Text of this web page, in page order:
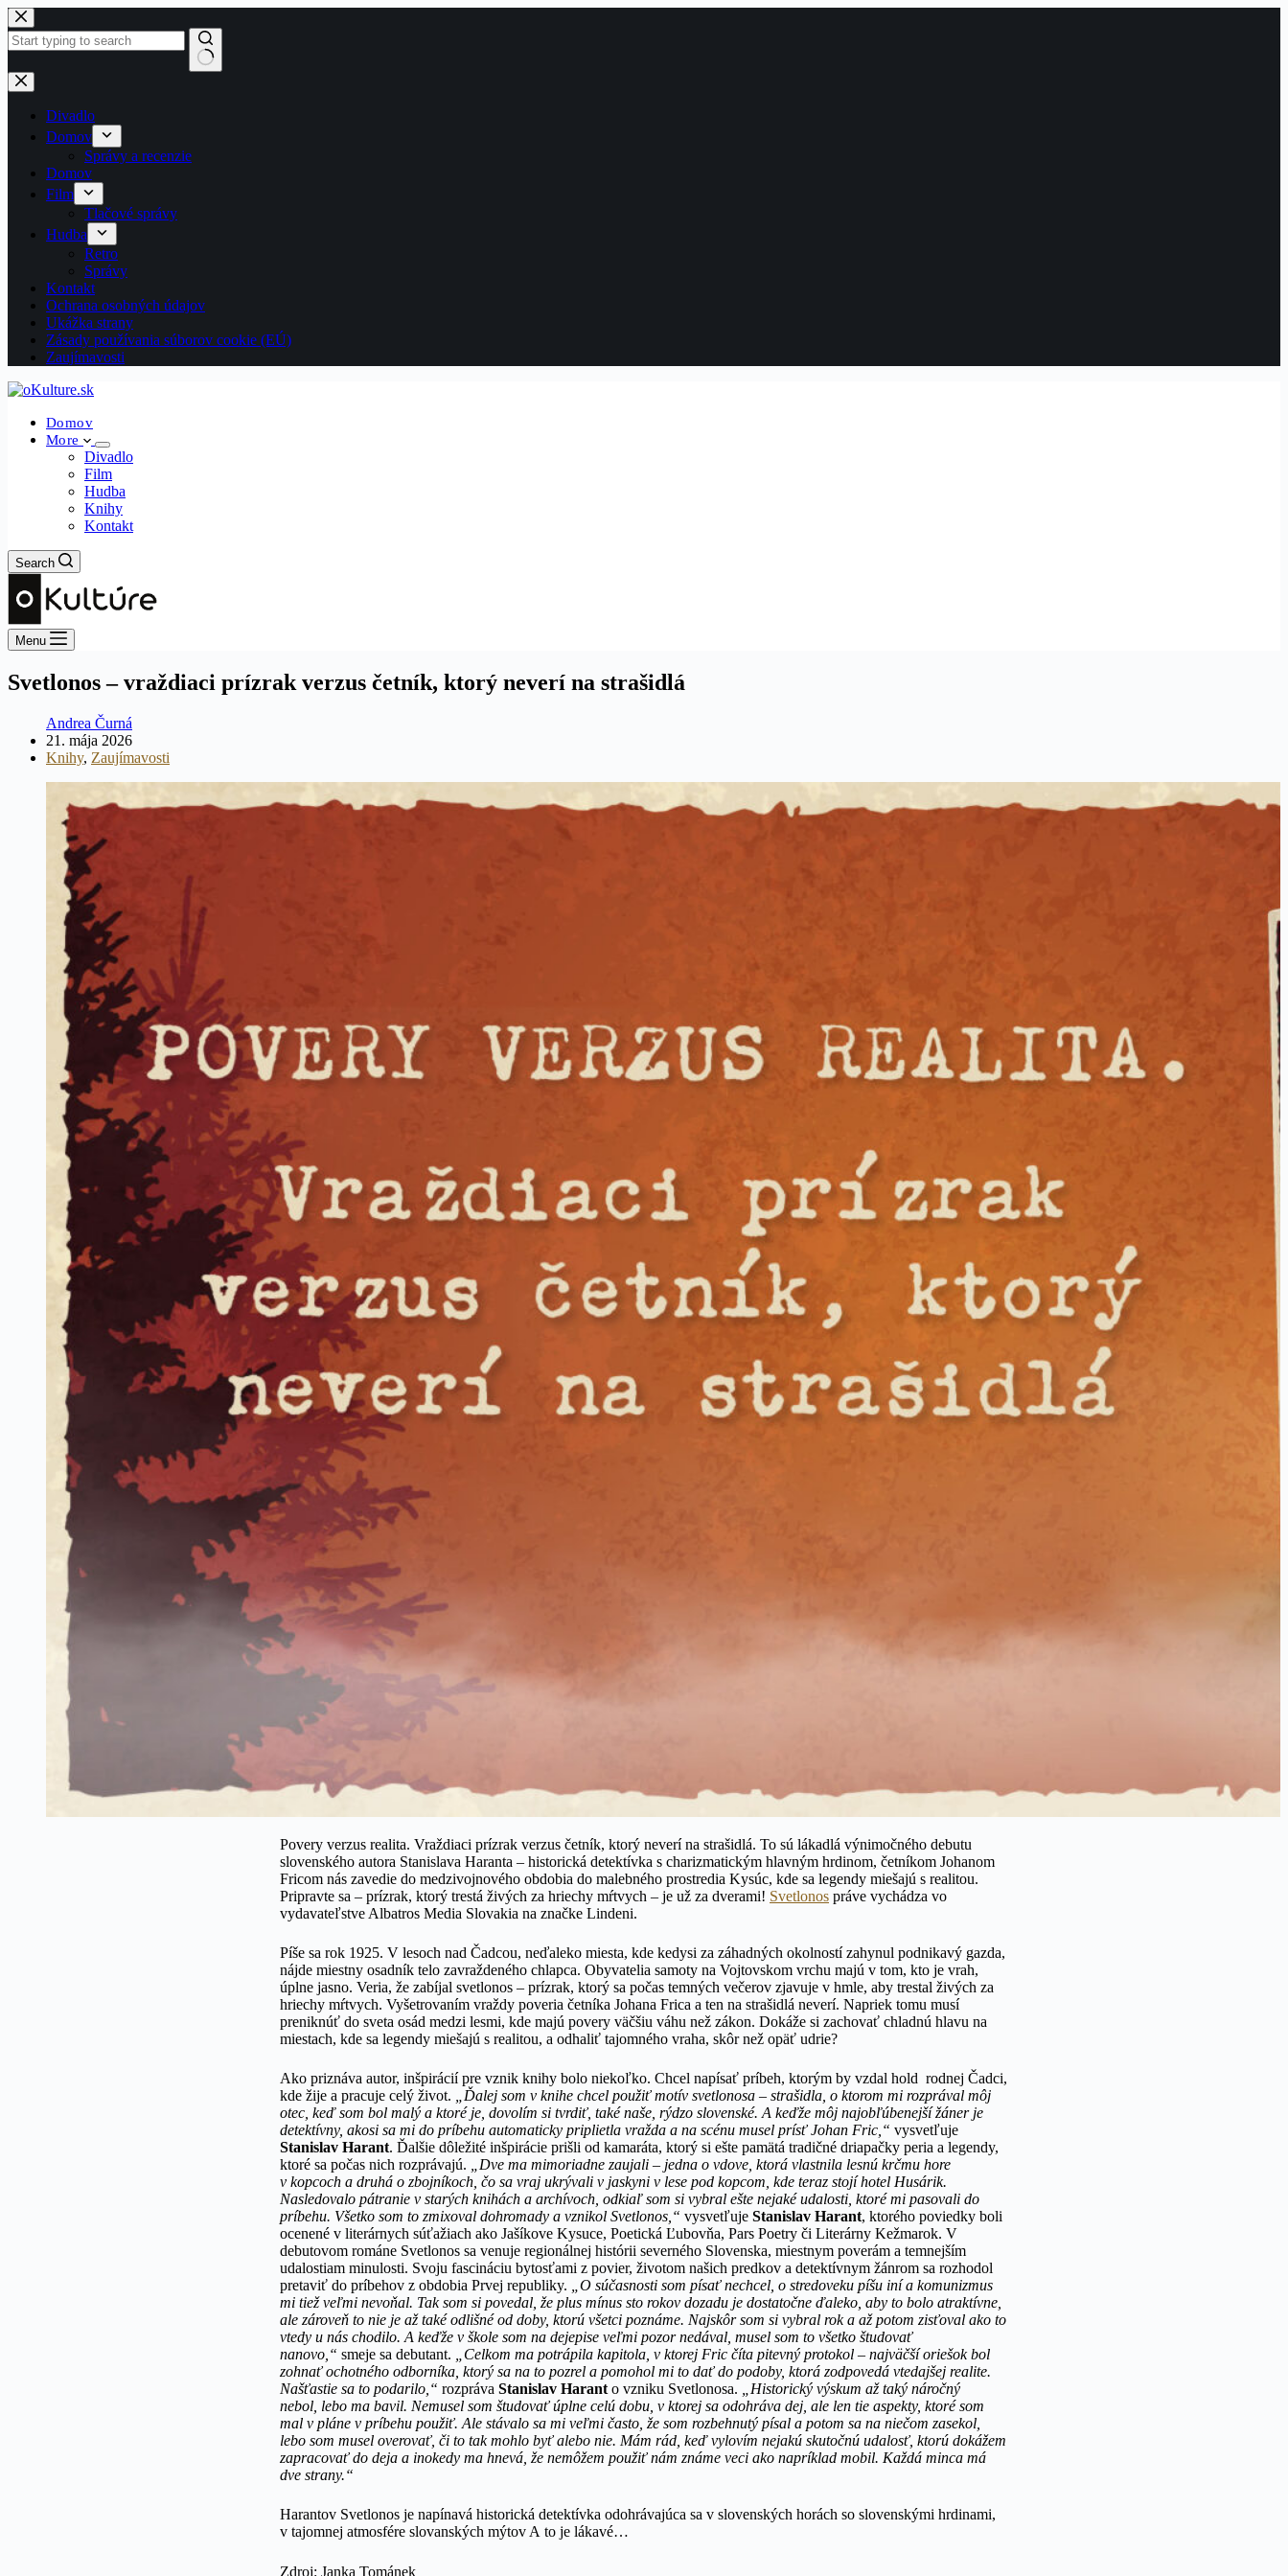
Skip
to
content
No
results
Divadlo
Domov
Správy a recenzie
Domov
Film
Tlačové správy
Hudba
Retro
Správy
Kontakt
Ochrana osobných údajov
Ukážka strany
Zásady používania súborov cookie (EÚ)
Zaujímavosti
Domov
More
Divadlo
Film
Hudba
Knihy
Kontakt
Search
Menu
Svetlonos – vraždiaci prízrak verzus četník, ktorý neverí na strašidlá
Andrea Čurná
21. mája 2026
Knihy, Zaujímavosti
Povery verzus realita. Vraždiaci prízrak verzus četník, ktorý neverí na strašidlá. To sú lákadlá výnimočného debutu
slovenského autora Stanislava Haranta – historická detektívka s charizmatickým hlavným hrdinom, četníkom Johanom
Fricom nás zavedie do medzivojnového obdobia do malebného prostredia Kysúc, kde sa legendy miešajú s realitou.
Pripravte sa – prízrak, ktorý trestá živých za hriechy mŕtvych – je už za dverami! Svetlonos práve vychádza vo
vydavateľstve Albatros Media Slovakia na značke Lindeni.
Píše sa rok 1925. V lesoch nad Čadcou, neďaleko miesta, kde kedysi za záhadných okolností zahynul podnikavý gazda,
nájde miestny osadník telo zavraždeného chlapca. Obyvatelia samoty na Vojtovskom vrchu majú v tom, kto je vrah,
úplne jasno. Veria, že zabíjal svetlonos – prízrak, ktorý sa počas temných večerov zjavuje v hmle, aby trestal živých za
hriechy mŕtvych. Vyšetrovaním vraždy poveria četníka Johana Frica a ten na strašidlá neverí. Napriek tomu musí
preniknúť do sveta osád medzi lesmi, kde majú povery väčšiu váhu než zákon. Dokáže si zachovať chladnú hlavu na
miestach, kde sa legendy miešajú s realitou, a odhaliť tajomného vraha, skôr než opäť udrie?
Ako priznáva autor, inšpirácií pre vznik knihy bolo niekoľko. Chcel napísať príbeh, ktorým by vzdal hold rodnej Čadci,
kde žije a pracuje celý život.
„Ďalej som v knihe chcel použiť motív svetlonosa – strašidla, o ktorom mi rozprával môj
otec, keď som bol malý a ktoré je, dovolím si tvrdiť, také naše, rýdzo slovenské. A keďže môj najobľúbenejší žáner je
detektívny, akosi sa mi do príbehu automaticky priplietla vražda a na scénu musel prísť Johan Fric,“ vysvetľuje
Stanislav Harant. Ďalšie dôležité inšpirácie prišli od kamaráta, ktorý si ešte pamätá tradičné driapačky peria a legendy,
ktoré sa počas nich rozprávajú.
„Dve ma mimoriadne zaujali – jedna o vdove, ktorá vlastnila lesnú krčmu hore
v kopcoch a druhá o zbojníkoch, čo sa vraj ukrývali v jaskyni v lese pod kopcom, kde teraz stojí hotel Husárik.
Nasledovalo pátranie v starých knihách a archívoch, odkiaľ som si vybral ešte nejaké udalosti, ktoré mi pasovali do
príbehu. Všetko som to zmixoval dohromady a vznikol Svetlonos,“ vysvetľuje Stanislav Harant, ktorého poviedky boli
ocenené v literárnych súťažiach ako Jašíkove Kysuce, Poetická Ľubovňa, Pars Poetry či Literárny Kežmarok. V
debutovom románe Svetlonos sa venuje regionálnej histórii severného Slovenska, miestnym poverám a temnejším
udalostiam minulosti. Svoju fascináciu bytosťami z povier, životom našich predkov a detektívnym žánrom sa rozhodol
pretaviť do príbehov z obdobia Prvej republiky.
„O súčasnosti som písať nechcel, o stredoveku píšu iní a komunizmus
mi tiež veľmi nevoňal. Tak som si povedal, že plus mínus sto rokov dozadu je dostatočne ďaleko, aby to bolo atraktívne,
ale zároveň to nie je až také odlišné od doby, ktorú všetci poznáme. Najskôr som si vybral rok a až potom zisťoval ako to
vtedy u nás chodilo. A keďže v škole som na dejepise veľmi pozor nedával, musel som to všetko študovať
nanovo,“ smeje sa debutant.
„Celkom ma potrápila kapitola, v ktorej Fric číta pitevný protokol – najväčší oriešok bol
zohnať ochotného odborníka, ktorý sa na to pozrel a pomohol mi to dať do podoby, ktorá zodpovedá vtedajšej realite.
Našťastie sa to podarilo,“ rozpráva Stanislav Harant o vzniku Svetlonosa.
„Historický výskum až taký náročný
nebol, lebo ma bavil. Nemusel som študovať úplne celú dobu, v ktorej sa odohráva dej, ale len tie aspekty, ktoré som
mal v pláne v príbehu použiť. Ale stávalo sa mi veľmi často, že som rozbehnutý písal a potom sa na niečom zasekol,
lebo som musel overovať, či to tak mohlo byť alebo nie. Mám rád, keď vylovím nejakú skutočnú udalosť, ktorú dokážem
zapracovať do deja a inokedy ma hnevá, že nemôžem použiť nám známe veci ako napríklad mobil. Každá minca má
dve strany.“
Harantov Svetlonos je napínavá historická detektívka odohrávajúca sa v slovenských horách so slovenskými hrdinami,
v tajomnej atmosfére slovanských mýtov A to je lákavé…
Zdroj: Janka Tománek